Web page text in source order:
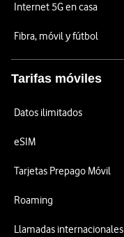
Internet 5G en casa
Fibra, móvil y fútbol
Tarifas móviles
Datos ilimitados
eSIM
Tarjetas Prepago Móvil
Roaming
Llamadas internacionales